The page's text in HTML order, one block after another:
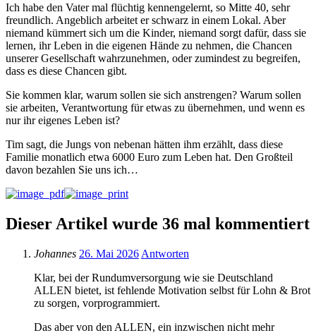
Ich habe den Vater mal flüchtig kennengelernt, so Mitte 40, sehr
freundlich. Angeblich arbeitet er schwarz in einem Lokal. Aber
niemand kümmert sich um die Kinder, niemand sorgt dafür, dass sie
lernen, ihr Leben in die eigenen Hände zu nehmen, die Chancen
unserer Gesellschaft wahrzunehmen, oder zumindest zu begreifen,
dass es diese Chancen gibt.
Sie kommen klar, warum sollen sie sich anstrengen? Warum sollen
sie arbeiten, Verantwortung für etwas zu übernehmen, und wenn es
nur ihr eigenes Leben ist?
Tim sagt, die Jungs von nebenan hätten ihm erzählt, dass diese
Familie monatlich etwa 6000 Euro zum Leben hat. Den Großteil
davon bezahlen Sie uns ich…
Dieser Artikel wurde 36 mal kommentiert
Johannes 26. Mai 2026 Antworten
Klar, bei der Rundumversorgung wie sie Deutschland
ALLEN bietet, ist fehlende Motivation selbst für Lohn & Brot
zu sorgen, vorprogrammiert.
Das aber von den ALLEN, ein inzwischen nicht mehr